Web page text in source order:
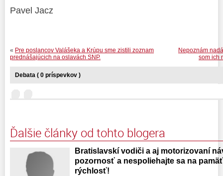
Pavel Jacz
Nepoznám
som ich
« Pre poslancov Valášeka a Krúpu sme zistili zoznam
prednášajúcich na oslavách SNP.
Debata ( 0 príspevkov )
Ďalšie články od tohto blogera
Bratislavskí vodiči a aj motorizovaní
pozornosť a nespoliehajte sa na
rýchlosť!